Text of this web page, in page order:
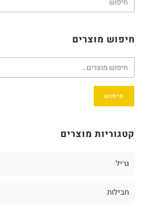
חיפוש מוצרים
חיפוש
קטגוריות מוצרים
גריל
חבילות